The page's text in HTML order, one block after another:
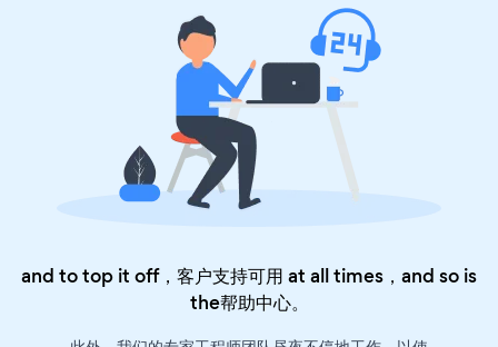
and to top it off，客户支持可用 at all times，and so is
the帮助中心。